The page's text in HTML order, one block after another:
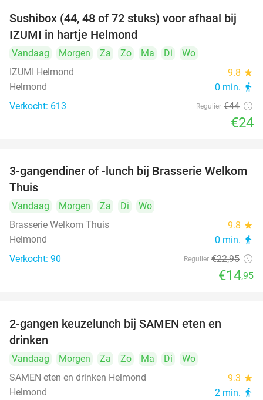
45%
Sushibox (44, 48 of 72 stuks) voor afhaal bij
IZUMI in hartje Helmond
Vandaag Morgen Za Zo Ma Di
Wo
IZUMI Helmond
9.8 star
Helmond 0 min. directions_walk
Verkocht: 613 Regulier €44
€24
35%
3-gangendiner of -lunch bij Brasserie Welkom
Thuis
Vandaag Morgen Za Di
Wo
Brasserie Welkom Thuis
9.8 star
Helmond 0 min. directions_walk
Verkocht: 90 Regulier €22,95
€14,95
2-gangen keuzelunch bij SAMEN eten en
drinken
Vandaag Morgen Za Zo Ma Di
Wo
SAMEN eten en drinken Helmond
9.3 star
Helmond 2 min. directions_walk